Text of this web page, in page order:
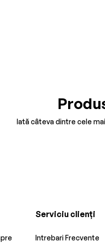
Iată câteva dintre cele
Serviciu clienți
Intrebari Frecvente